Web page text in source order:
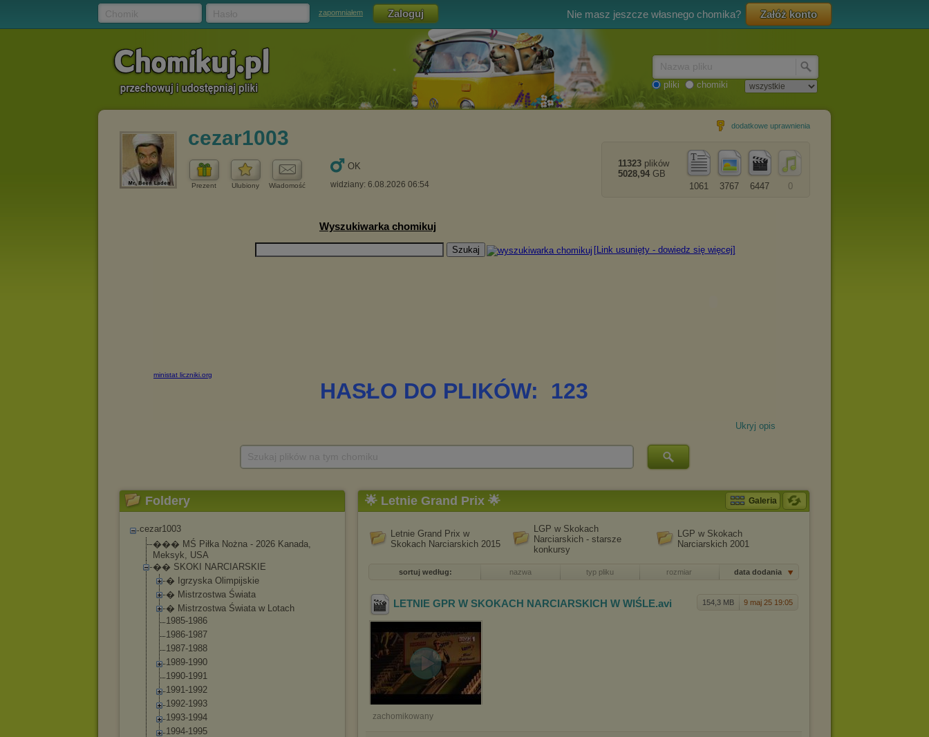
zapomniałem Nie masz jeszcze własnego chomika? Załóż konto
pliki chomiki
cezar1003
Prezent Ulubiony Wiadomość
OK
widziany: 6.08.2026 06:54
dodatkowe uprawnienia
0
6447
3767
1061
11323 plików
5028,94 GB
Ukryj opis
Foldery
cezar1003
��� MŚ Piłka Nożna - 2026 Kanada,
Meksyk, USA
�� SKOKI NARCIARSKIE
� Igrzyska Olimpijskie
� Mistrzostwa Świata
� Mistrzostwa Świata w Lotach
1985-1986
1986-1987
1987-1988
1989-1990
1990-1991
1991-1992
1992-1993
1993-1994
1994-1995
🌟 Letnie Grand Prix 🌟 Galeria
Letnie Grand Prix w
Skokach Narciarskich 2015
LGP w Skokach
Narciarskich - starsze
konkursy
LGP w Skokach
Narciarskich 2001
sortuj według: nazwa typ pliku rozmiar data dodania
154,3 MB 9 maj 25 19:05
LETNIE GPR W SKOKACH NARCIARSKICH W WIŚLE.avi
zachomikowany